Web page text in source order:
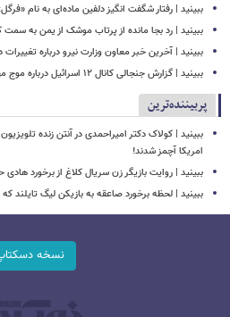
ببینید | رفتار شگفت انگیز دلفین ماده‌ای به نام
ببینید | رد بجا مانده از پرتاب موشک از یمن به
ببینید | آخرین خبر معاون وزارت نیرو درباره
ببینید | گزارش جنجالی کانال ۱۲ اسرائیل درباره موج مهاجرت از اسراییل
پربیننده‌ترین
ببینید | کولاک دکتر امیراحمدی در آنتن زنده
امریکا آچمز شدند!
ببینید | روایت بازیگر زن سریال کلاغ از برخورد
ببینید | لحظه برخورد صاعقه به بازیکن لیگ تایلند
نسخه